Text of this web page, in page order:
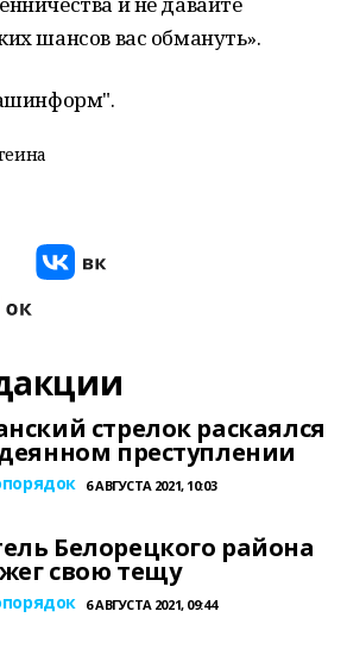
шансов вас обмануть».
стрелок раскаялся
преступлении
6 АВГУСТА 2021, 10:03
Белорецкого района
свою тещу
6 АВГУСТА 2021, 09:44